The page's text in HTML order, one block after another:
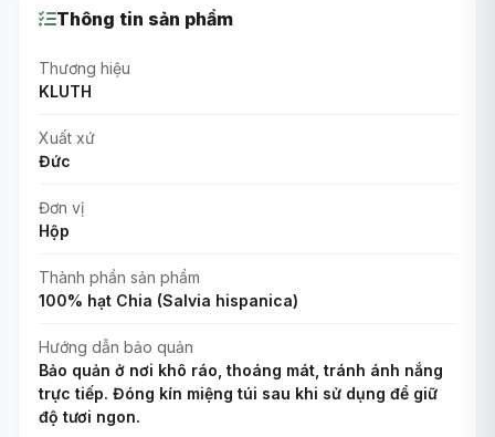
Thông tin sản phẩm
Thương hiệu
KLUTH
Xuất xứ
Đức
Đơn vị
Hộp
Thành phần sản phẩm
100% hạt Chia (Salvia hispanica)
Hướng dẫn bảo quản
Bảo quản ở nơi khô ráo, thoáng mát, tránh ánh nắng
trực tiếp. Đóng kín miệng túi sau khi sử dụng để giữ
độ tươi ngon.